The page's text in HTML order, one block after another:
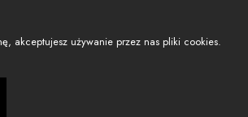
akceptujesz używanie przez nas pliki cookies.